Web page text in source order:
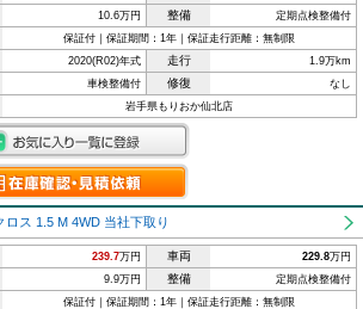
10.6万円 整備 定期点検整備付
保証付｜保証期間：1年｜保証走行距離：無制限
2020(R02)年式 走行 1.9万km
車検整備付 修復 なし
岩手県もりおか仙北店
ロス 1.5 M 4WD 当社下取り
239.7万円 車両 229.8万円
9.9万円 整備 定期点検整備付
保証付｜保証期間：1年｜保証走行距離：無制限